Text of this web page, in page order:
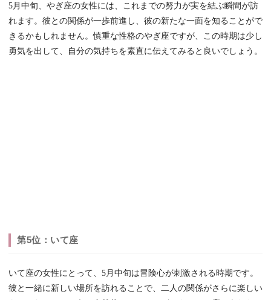
5月中旬、やぎ座の女性には、これまでの努力が実を結ぶ瞬間が訪
れます。彼との関係が一歩前進し、彼の新たな一面を知ることがで
きるかもしれません。慎重な性格のやぎ座ですが、この時期は少し
勇気を出して、自分の気持ちを素直に伝えてみると良いでしょう。
第5位：いて座
いて座の女性にとって、5月中旬は冒険心が刺激される時期です。
彼と一緒に新しい場所を訪れることで、二人の関係がさらに楽しい